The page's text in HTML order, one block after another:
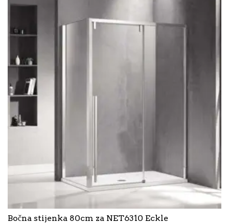
Bočna stijenka 80cm za NET6310 Eckle